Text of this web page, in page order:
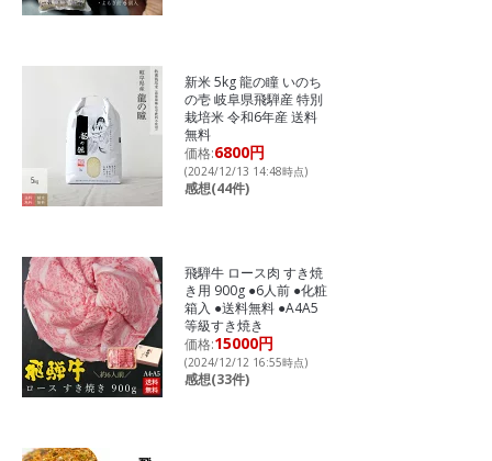
新米 5kg 龍の瞳 いのち
の壱 岐阜県飛騨産 特別
栽培米 令和6年産 送料
無料
価格:6800円
(2024/12/13 14:48時点)
感想(44件)
飛騨牛 ロース肉 すき焼
き用 900g ●6人前 ●化粧
箱入 ●送料無料 ●A4A5
等級すき焼き
価格:15000円
(2024/12/12 16:55時点)
感想(33件)